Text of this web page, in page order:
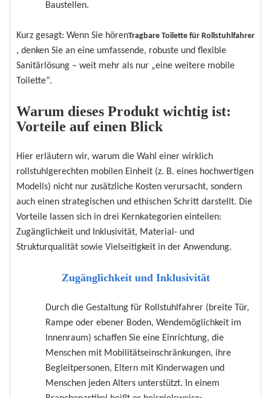
Baustellen.
Kurz gesagt: Wenn Sie hörenTragbare Toilette für Rollstuhlfahrer
, denken Sie an eine umfassende, robuste und flexible
Sanitärlösung – weit mehr als nur „eine weitere mobile
Toilette“.
Warum dieses Produkt wichtig ist:
Vorteile auf einen Blick
Hier erläutern wir, warum die Wahl einer wirklich
rollstuhlgerechten mobilen Einheit (z. B. eines hochwertigen
Modells) nicht nur zusätzliche Kosten verursacht, sondern
auch einen strategischen und ethischen Schritt darstellt. Die
Vorteile lassen sich in drei Kernkategorien einteilen:
Zugänglichkeit und Inklusivität, Material- und
Strukturqualität sowie Vielseitigkeit in der Anwendung.
Zugänglichkeit und Inklusivität
Durch die Gestaltung für Rollstuhlfahrer (breite Tür,
Rampe oder ebener Boden, Wendemöglichkeit im
Innenraum) schaffen Sie eine Einrichtung, die
Menschen mit Mobilitätseinschränkungen, ihre
Begleitpersonen, Eltern mit Kinderwagen und
Menschen jeden Alters unterstützt. In einem